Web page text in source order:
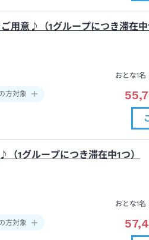
用意♪（1グループにつき滞在中1
方対象
おとな1名
1グループにつき滞在中1つ）
方対象
おとな1名